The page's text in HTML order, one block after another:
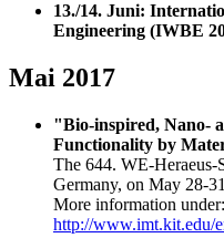
13./14. Juni:
Engineering (IWBE
Mai 2017
"Bio-inspired, Nano-
Functionality by
The 644. WE-Heraeus-
Germany, on May 28-
More information under:
http://www.imt.kit.edu/